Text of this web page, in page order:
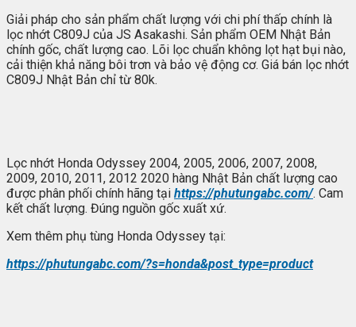
Giải pháp cho sản phẩm chất lượng với chi phí thấp chính là
lọc nhớt C809J của JS Asakashi. Sản phẩm OEM Nhật Bản
chính gốc, chất lượng cao. Lõi lọc chuẩn không lọt hạt bụi nào,
cải thiện khả năng bôi trơn và bảo vệ động cơ. Giá bán lọc nhớt
C809J Nhật Bản chỉ từ 80k.
Lọc nhớt Honda Odyssey 2004, 2005, 2006, 2007, 2008,
2009, 2010, 2011, 2012 2020 hàng Nhật Bản chất lượng cao
được phân phối chính hãng tại https://phutungabc.com/. Cam
kết chất lượng. Đúng nguồn gốc xuất xứ.
Xem thêm phụ tùng Honda Odyssey tại:
https://phutungabc.com/?s=honda&post_type=product